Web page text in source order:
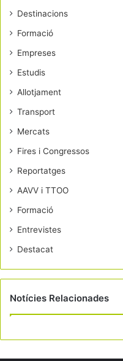
Destinacions
Formació
Empreses
Estudis
Allotjament
Transport
Mercats
Fires i Congressos
Reportatges
AAVV i TTOO
Formació
Entrevistes
Destacat
Notícies Relacionades